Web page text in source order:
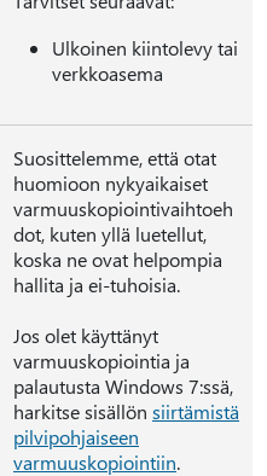
Ulkoinen kiintolevy tai
verkkoasema
Suosittelemme, että otat
huomioon nykyaikaiset
varmuuskopiointivaihtoeh
dot, kuten yllä luetellut,
koska ne ovat helpompia
hallita ja ei-tuhoisia.
Jos olet käyttänyt
varmuuskopiointia ja
palautusta Windows 7:ssä,
harkitse sisällön siirtämistä
pilvipohjaiseen
varmuuskopiointiin.